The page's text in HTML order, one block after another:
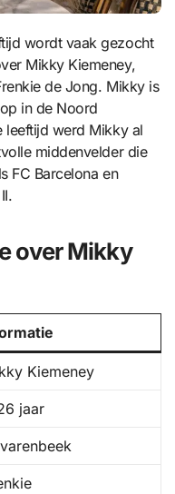
Mikky Kiemeney,
de Jong. Mikky is
in de Noord
leeftijd werd Mikky al
middenvelder die
FC Barcelona en
over Mikky
Kiemeney
jaar